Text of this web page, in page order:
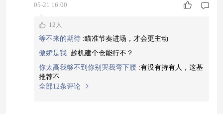
或处于趋势初步形成阶段。#晒黄金#
05-21 16:00
12人
等不来的期待 :瞄准节奏进场，才会更主动
傲娇是我 :趁机建个仓能行不？
你太高我够不到你别哭我弯下腰 :有没有持有人，这基
推荐不
全部12条评论